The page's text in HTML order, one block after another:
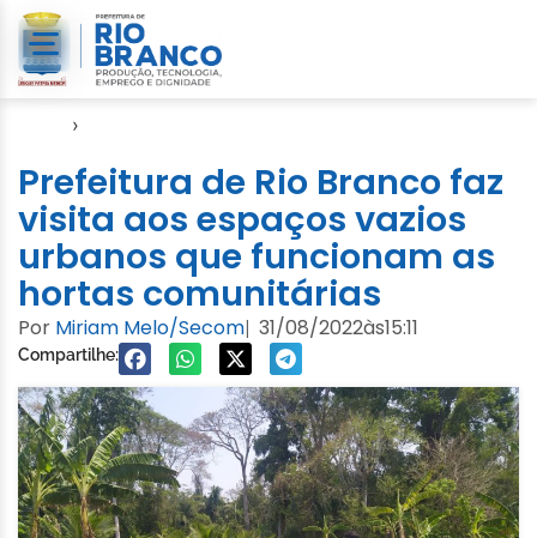
›
Prefeitura de Rio Branco faz
visita aos espaços vazios
urbanos que funcionam as
hortas comunitárias
Por Miriam Melo/Secom| 31/08/2022às15:11
Compartilhe: